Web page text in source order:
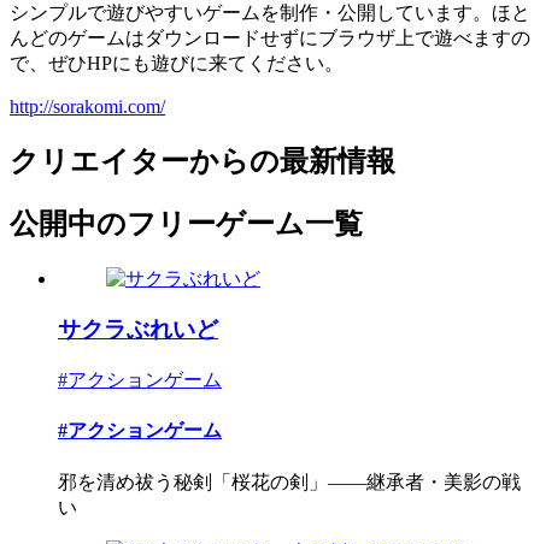
シンプルで遊びやすいゲームを制作・公開しています。ほと
んどのゲームはダウンロードせずにブラウザ上で遊べますの
で、ぜひHPにも遊びに来てください。
http://sorakomi.com/
クリエイターからの最新情報
公開中のフリーゲーム一覧
サクラぶれいど
#アクションゲーム
#アクションゲーム
邪を清め祓う秘剣「桜花の剣」――継承者・美影の戦
い